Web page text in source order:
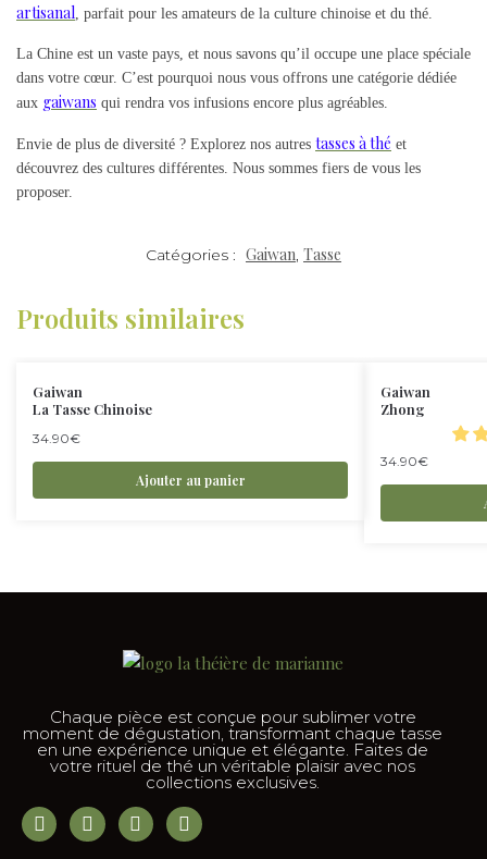
artisanal, parfait pour les amateurs de la culture chinoise et du thé.
La Chine est un vaste pays, et nous savons qu’il occupe une place spéciale
dans votre cœur. C’est pourquoi nous vous offrons une catégorie dédiée
aux gaiwans qui rendra vos infusions encore plus agréables.
Envie de plus de diversité ? Explorez nos autres tasses à thé et
découvrez des cultures différentes. Nous sommes fiers de vous les
proposer.
Catégories : Gaiwan, Tasse
Produits similaires
Gaiwan
La Tasse Chinoise
34.90€
Ajouter au panier
Gaiwan
Zhong
34.90€
Chaque pièce est conçue pour sublimer votre
moment de dégustation, transformant chaque tasse
en une expérience unique et élégante. Faites de
votre rituel de thé un véritable plaisir avec nos
collections exclusives.